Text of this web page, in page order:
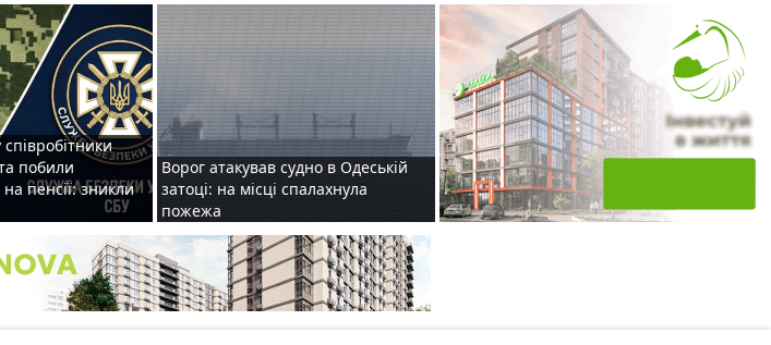
побили
пенсії: зникли
Ворог атакував судно в Одеській
затоці: на місці спалахнула
пожежа